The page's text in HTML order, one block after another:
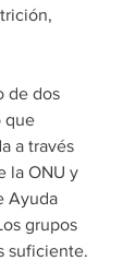
de dos
que
a través
la ONU y
Ayuda
grupos
suficiente.